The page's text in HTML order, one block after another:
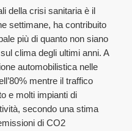
della crisi sanitaria è il
settimane, ha contribuito
più di quanto non siano
clima degli ultimi anni. A
automobilistica nelle
mentre il traffico
e molti impianti di
secondo una stima
di CO2